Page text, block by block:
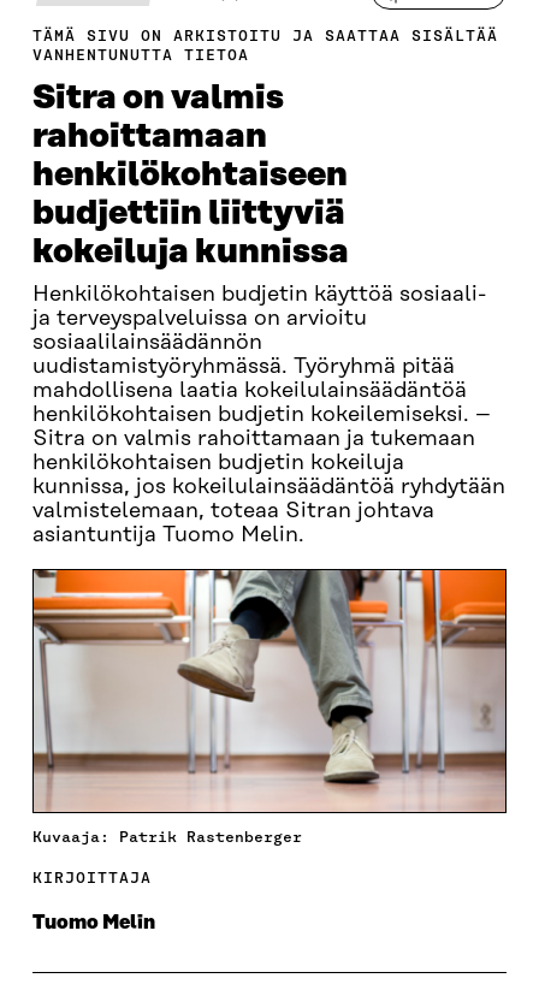
TÄMÄ SIVU ON ARKISTOITU JA SAATTAA SISÄLTÄÄ
VANHENTUNUTTA TIETOA
Sitra on valmis
rahoittamaan
henkilökohtaiseen
budjettiin liittyviä
kokeiluja kunnissa
Henkilökohtaisen budjetin käyttöä sosiaali-
ja terveyspalveluissa on arvioitu
sosiaalilainsäädännön
uudistamistyöryhmässä. Työryhmä pitää
mahdollisena laatia kokeilulainsäädäntöä
henkilökohtaisen budjetin kokeilemiseksi. –
Sitra on valmis rahoittamaan ja tukemaan
henkilökohtaisen budjetin kokeiluja
kunnissa, jos kokeilulainsäädäntöä ryhdytään
valmistelemaan, toteaa Sitran johtava
asiantuntija Tuomo Melin.
Kuvaaja: Patrik Rastenberger
KIRJOITTAJA
Tuomo Melin